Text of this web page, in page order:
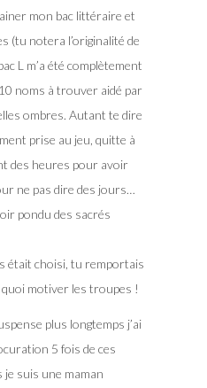
mon bac littéraire et
(tu notera l’originalité de
L m’a été complètement
noms à trouver aidé par
ombres. Autant te dire
prise au jeu, quitte à
des heures pour avoir
ne pas dire des jours…
pondu des sacrés
était choisi, tu remportais
quoi motiver les troupes !
plus longtemps j’ai
5 fois de ces
suis une maman